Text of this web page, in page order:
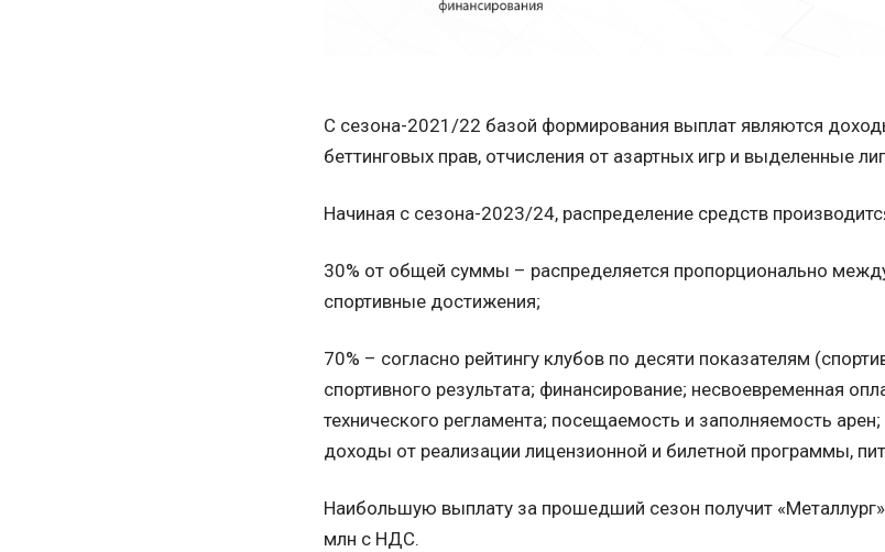
С сезона-2021/22 базой формирования выплат являются
беттинговых прав, отчисления от азартных игр и выделенные
Начиная с сезона-2023/24, распределение средств
30% от общей суммы – распределяется пропорционально
спортивные достижения;
70% – согласно рейтингу клубов по десяти показателям
спортивного результата; финансирование; несвоевременная
технического регламента; посещаемость и заполняемость
доходы от реализации лицензионной и билетной программы,
Наибольшую выплату за прошедший сезон получит
млн с НДС.